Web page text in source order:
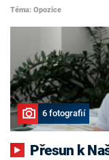
Téma: Opozice
6 fotografií